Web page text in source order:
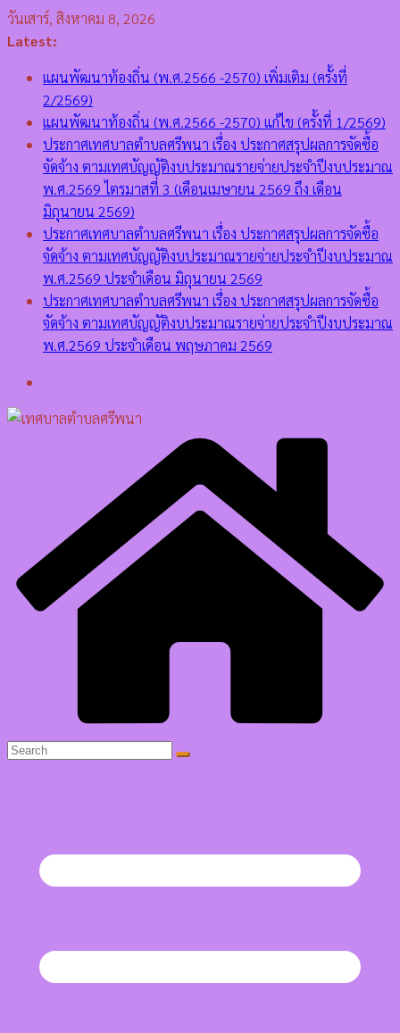
Skip
to
วันเสาร์, สิงหาคม 8, 2026
Latest:
แผนพัฒนาท้องถิ่น (พ.ศ.2566 -2570) เพิ่มเติม (ครั้งที่
2/2569)
แผนพัฒนาท้องถิ่น (พ.ศ.2566 -2570) แก้ไข (ครั้งที่ 1/2569)
ประกาศเทศบาลตำบลศรีพนา เรื่อง ประกาศสรุปผลการจัดซื้อ
จัดจ้าง ตามเทศบัญญัติงบประมาณรายจ่ายประจำปีงบประมาณ
พ.ศ.2569 ไตรมาสที่ 3 (เดือนเมษายน 2569 ถึง เดือน
มิถุนายน 2569)
ประกาศเทศบาลตำบลศรีพนา เรื่อง ประกาศสรุปผลการจัดซื้อ
จัดจ้าง ตามเทศบัญญัติงบประมาณรายจ่ายประจำปีงบประมาณ
พ.ศ.2569 ประจำเดือน มิถุนายน 2569
ประกาศเทศบาลตำบลศรีพนา เรื่อง ประกาศสรุปผลการจัดซื้อ
จัดจ้าง ตามเทศบัญญัติงบประมาณรายจ่ายประจำปีงบประมาณ
พ.ศ.2569 ประจำเดือน พฤษภาคม 2569